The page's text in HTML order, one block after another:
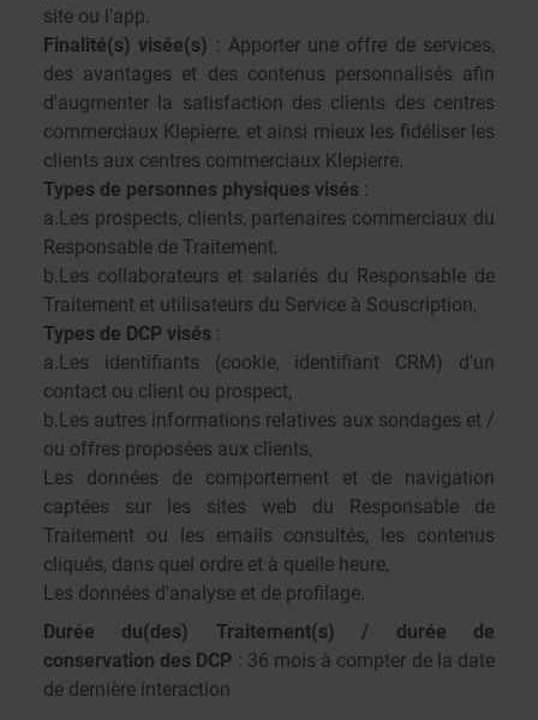
site ou l'app.
Finalité(s) visée(s) : Apporter une offre de services,
des avantages et des contenus personnalisés afin
d'augmenter la satisfaction des clients des centres
commerciaux Klepierre, et ainsi mieux les fidéliser les
clients aux centres commerciaux Klepierre.
Types de personnes physiques visés :
a.Les prospects, clients, partenaires commerciaux du
Responsable de Traitement,
b.Les collaborateurs et salariés du Responsable de
Traitement et utilisateurs du Service à Souscription,
Types de DCP visés :
a.Les identifiants (cookie, identifiant CRM) d'un
contact ou client ou prospect,
b.Les autres informations relatives aux sondages et /
ou offres proposées aux clients,
Les données de comportement et de navigation
captées sur les sites web du Responsable de
Traitement ou les emails consultés, les contenus
cliqués, dans quel ordre et à quelle heure,
Les données d'analyse et de profilage.
Durée du(des) Traitement(s) / durée de
conservation des DCP : 36 mois à compter de la date
de dernière interaction